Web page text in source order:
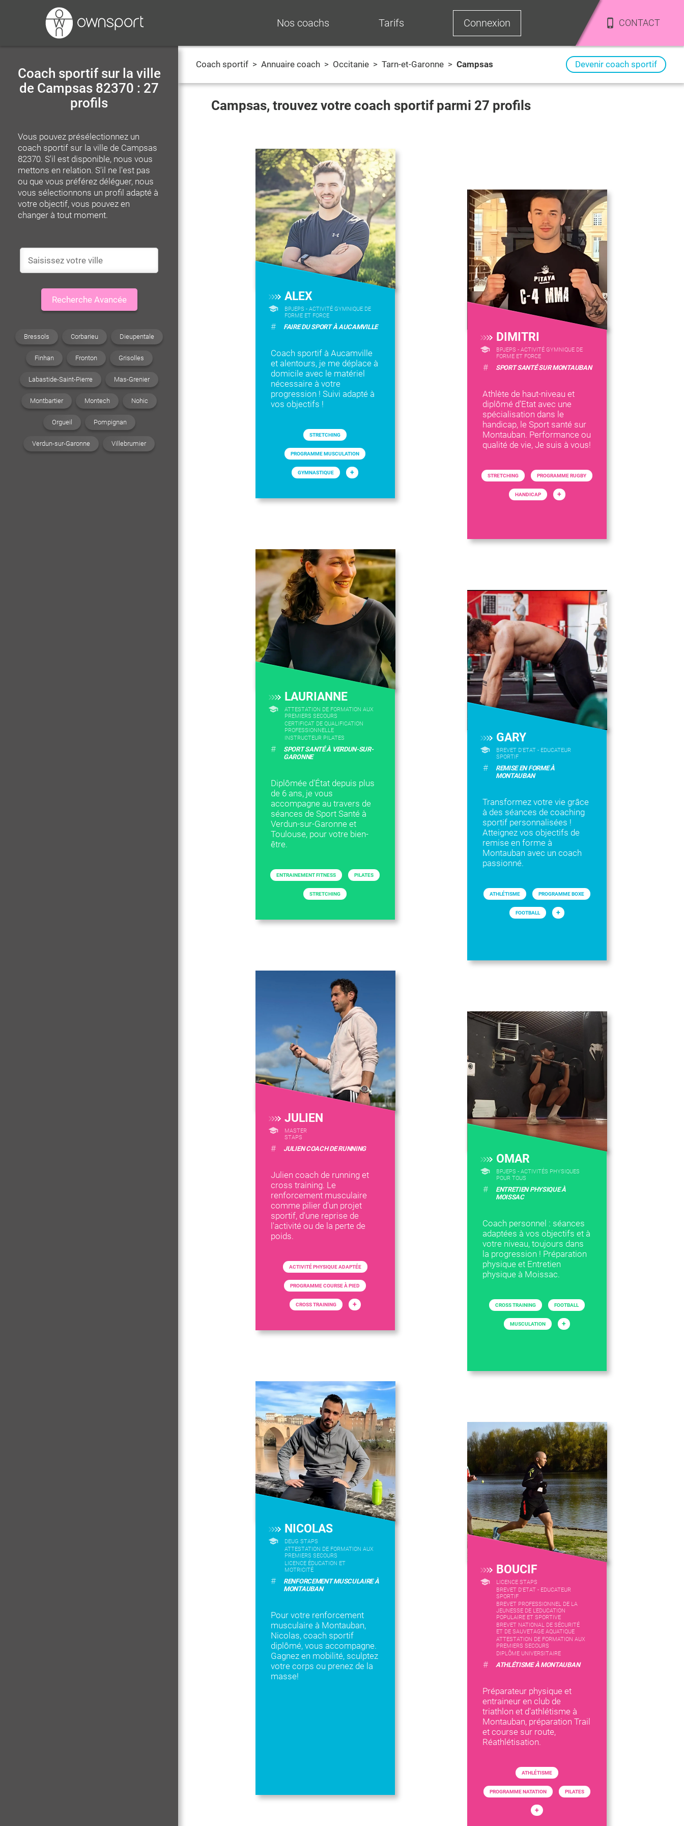
Nos coachs Tarifs Connexion CONTACT
Coach sportif sur la ville
de Campsas 82370 : 27
profils
Vous pouvez présélectionnez un
coach sportif sur la ville de Campsas
82370. S'il est disponible, nous vous
mettons en relation. S'il ne l'est pas
ou que vous préférez déléguer, nous
vous sélectionnons un profil adapté à
votre objectif, vous pouvez en
changer à tout moment.
Recherche Avancée
Bressols Corbarieu Dieupentale
Finhan Fronton Grisolles
Labastide-Saint-Pierre Mas-Grenier
Montbartier Montech Nohic
Orgueil Pompignan
Verdun-sur-Garonne Villebrumier
Coach sportif > Annuaire coach > Occitanie > Tarn-et-Garonne > Campsas Devenir coach sportif
Campsas, trouvez votre coach sportif parmi 27 profils
ALEX
BPJEPS - ACTIVITÉ GYMNIQUE DE
FORME ET FORCE
# FAIRE DU SPORT À AUCAMVILLE
Coach sportif à Aucamville
et alentours, je me déplace à
domicile avec le matériel
nécessaire à votre
progression ! Suivi adapté à
vos objectifs !
STRETCHING
PROGRAMME MUSCULATION
GYMNASTIQUE +
DIMITRI
BPJEPS - ACTIVITÉ GYMNIQUE DE
FORME ET FORCE
# SPORT SANTÉ SUR MONTAUBAN
Athlète de haut-niveau et
diplômé d’Etat avec une
spécialisation dans le
handicap, le Sport santé sur
Montauban. Performance ou
qualité de vie, Je suis à vous!
STRETCHING PROGRAMME RUGBY
HANDICAP +
LAURIANNE
ATTESTATION DE FORMATION AUX
PREMIERS SECOURS
CERTIFICAT DE QUALIFICATION
PROFESSIONNELLE
INSTRUCTEUR PILATES
#
SPORT SANTÉ À VERDUN-SUR-
GARONNE
Diplômée d'État depuis plus
de 6 ans, je vous
accompagne au travers de
séances de Sport Santé à
Verdun-sur-Garonne et
Toulouse, pour votre bien-
être.
ENTRAINEMENT FITNESS PILATES
STRETCHING
GARY
BREVET D'ETAT - EDUCATEUR
SPORTIF
#
REMISE EN FORME À
MONTAUBAN
Transformez votre vie grâce
à des séances de coaching
sportif personnalisées !
Atteignez vos objectifs de
remise en forme à
Montauban avec un coach
passionné.
ATHLÉTISME PROGRAMME BOXE
FOOTBALL +
JULIEN
MASTER
STAPS
# JULIEN COACH DE RUNNING
Julien coach de running et
cross training. Le
renforcement musculaire
comme pilier d'un projet
sportif, d'une reprise de
l'activité ou de la perte de
poids.
ACTIVITÉ PHYSIQUE ADAPTÉE
PROGRAMME COURSE À PIED
CROSS TRAINING +
OMAR
BPJEPS - ACTIVITÉS PHYSIQUES
POUR TOUS
#
ENTRETIEN PHYSIQUE À
MOISSAC
Coach personnel : séances
adaptées à vos objectifs et à
votre niveau, toujours dans
la progression ! Préparation
physique et Entretien
physique à Moissac.
CROSS TRAINING FOOTBALL
MUSCULATION +
NICOLAS
DEUG STAPS
ATTESTATION DE FORMATION AUX
PREMIERS SECOURS
LICENCE ÉDUCATION ET
MOTRICITÉ
#
RENFORCEMENT MUSCULAIRE À
MONTAUBAN
Pour votre renforcement
musculaire à Montauban,
Nicolas, coach sportif
diplômé, vous accompagne.
Gagnez en mobilité, sculptez
votre corps ou prenez de la
masse!
BOUCIF
LICENCE STAPS
BREVET D'ETAT - EDUCATEUR
SPORTIF
BREVET PROFESSIONNEL DE LA
JEUNESSE DE L'EDUCATION
POPULAIRE ET SPORTIVE
BREVET NATIONAL DE SÉCURITÉ
ET DE SAUVETAGE AQUATIQUE
ATTESTATION DE FORMATION AUX
PREMIERS SECOURS
DIPLÔME UNIVERSITAIRE
# ATHLÉTISME À MONTAUBAN
Préparateur physique et
entraineur en club de
triathlon et d'athlétisme à
Montauban, préparation Trail
et course sur route,
Réathlétisation.
ATHLÉTISME
PROGRAMME NATATION PILATES
+